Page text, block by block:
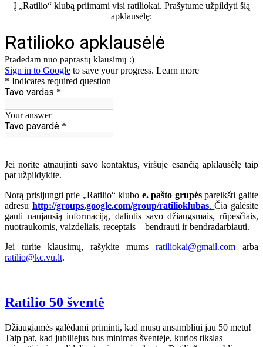
Į „Ratilio“ klubą priimami visi ratiliokai. Prašytume užpildyti šią
apklausėlę:
Jei norite atnaujinti savo kontaktus, viršuje esančią apklausėlę taip
pat užpildykite.
Norą prisijungti prie „Ratilio“ klubo e. pašto grupėspareikšti galite
adresu http://groups.google.com/group/ratilioklubas.Čia galėsite
gauti naujausią informaciją, dalintis savo džiaugsmais, rūpesčiais,
nuotraukomis, vaizdeliais, receptais – bendrauti ir bendradarbiauti.
Jei turite klausimų, rašykite mums ratiliokai@gmail.com arba
ratilio@kc.vu.lt.
Ratilio 50 šventė
Džiaugiamės galėdami priminti, kad mūsų ansambliui jau 50 metų!
Taip pat, kad jubiliejus bus minimas šventėje, kurios tikslas –